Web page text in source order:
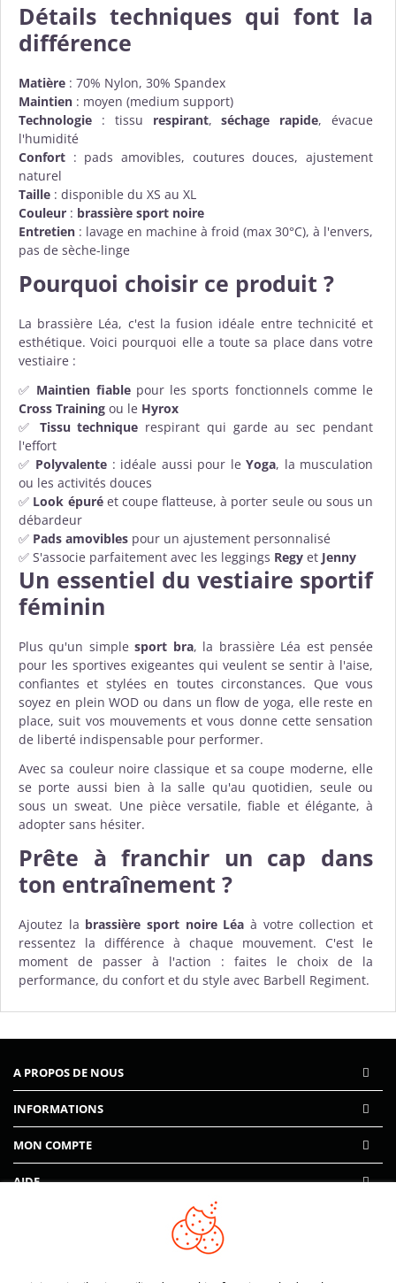
Détails techniques qui font la
différence
Matière : 70% Nylon, 30% Spandex
Maintien : moyen (medium support)
Technologie : tissu respirant,séchage rapide, évacue
l'humidité
Confort : pads amovibles, coutures douces, ajustement
naturel
Taille : disponible du XS au XL
Couleur : brassière sport noire
Entretien : lavage en machine à froid (max 30°C), à l'envers,
pas de sèche-linge
Pourquoi choisir ce produit ?
La brassière Léa, c'est la fusion idéale entre technicité et
esthétique. Voici pourquoi elle a toute sa place dans votre
vestiaire :
✅ Maintien fiablepour les sports fonctionnels comme le
Cross Training ou le Hyrox
✅ Tissu technique respirant qui garde au sec pendant
l'effort
✅ Polyvalente : idéale aussi pour le Yoga, la musculation
ou les activités douces
✅ Look épuréet coupe flatteuse, à porter seule ou sous un
débardeur
✅ Pads amovibles pour un ajustement personnalisé
✅ S'associe parfaitement avec les leggings Regy et Jenny
Un essentiel du vestiaire sportif
féminin
Plus qu'un simplesport bra, la brassière Léa est pensée
pour les sportives exigeantes qui veulent se sentir à l'aise,
confiantes et stylées en toutes circonstances. Que vous
soyez en plein WOD ou dans un flow de yoga, elle reste en
place, suit vos mouvements et vous donne cette sensation
de liberté indispensable pour performer.
Avec sa couleur noire classique et sa coupe moderne, elle
se porte aussi bien à la salle qu'au quotidien, seule ou
sous un sweat. Une pièce versatile, fiable et élégante, à
adopter sans hésiter.
Prête à franchir un cap dans
ton entraînement ?
Ajoutez la brassière sport noire Léa à votre collection et
ressentez la différence à chaque mouvement. C'est le
moment de passer à l'action : faites le choix de la
performance, du confort et du style avec Barbell Regiment.
A PROPOS DE NOUS
INFORMATIONS
MON COMPTE
AIDE